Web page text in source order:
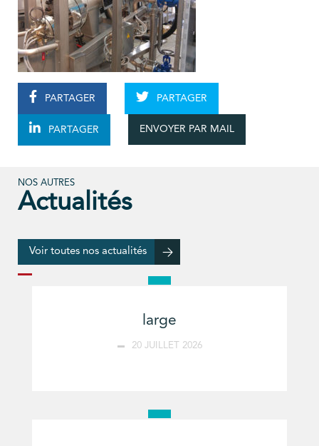
PARTAGER PARTAGER
PARTAGER ENVOYER PAR MAIL
NOS AUTRES
Actualités
Voir toutes nos actualités
large
20 JUILLET 2026